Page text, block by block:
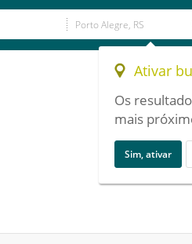
Ativar
Os
mais
Sim, ativar